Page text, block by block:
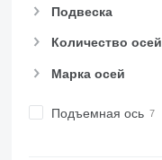
Подвеска
Количество осей
Марка осей
Подъемная ось